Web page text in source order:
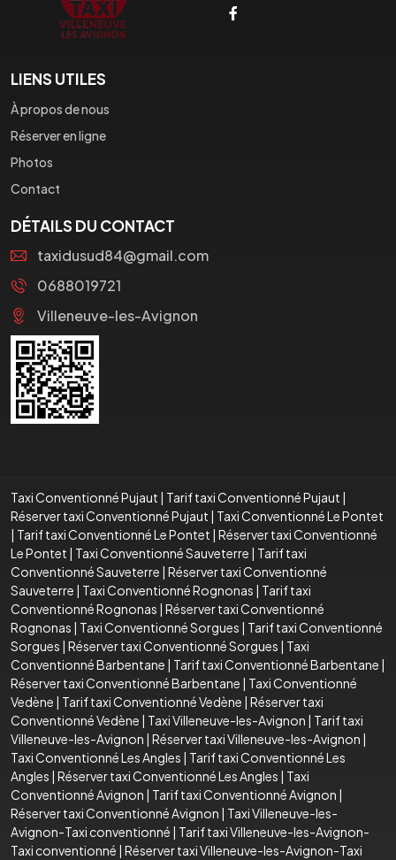
LIENS UTILES
À propos de nous
Réserver en ligne
Photos
Contact
DÉTAILS DU CONTACT
taxidusud84@gmail.com
0688019721
Villeneuve-les-Avignon
Taxi Conventionné Pujaut | Tarif taxi Conventionné Pujaut |
Réserver taxi Conventionné Pujaut | Taxi Conventionné Le Pontet
| Tarif taxi Conventionné Le Pontet | Réserver taxi Conventionné
Le Pontet | Taxi Conventionné Sauveterre | Tarif taxi
Conventionné Sauveterre | Réserver taxi Conventionné
Sauveterre | Taxi Conventionné Rognonas | Tarif taxi
Conventionné Rognonas | Réserver taxi Conventionné
Rognonas | Taxi Conventionné Sorgues | Tarif taxi Conventionné
Sorgues | Réserver taxi Conventionné Sorgues | Taxi
Conventionné Barbentane | Tarif taxi Conventionné Barbentane |
Réserver taxi Conventionné Barbentane | Taxi Conventionné
Vedène | Tarif taxi Conventionné Vedène | Réserver taxi
Conventionné Vedène | Taxi Villeneuve-les-Avignon | Tarif taxi
Villeneuve-les-Avignon | Réserver taxi Villeneuve-les-Avignon |
Taxi Conventionné Les Angles | Tarif taxi Conventionné Les
Angles | Réserver taxi Conventionné Les Angles | Taxi
Conventionné Avignon | Tarif taxi Conventionné Avignon |
Réserver taxi Conventionné Avignon | Taxi Villeneuve-les-
Avignon-Taxi conventionné | Tarif taxi Villeneuve-les-Avignon-
Taxi conventionné | Réserver taxi Villeneuve-les-Avignon-Taxi